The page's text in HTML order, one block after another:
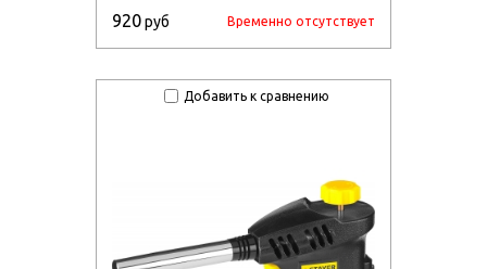
920руб Временно отсутствует
Добавить к сравнению